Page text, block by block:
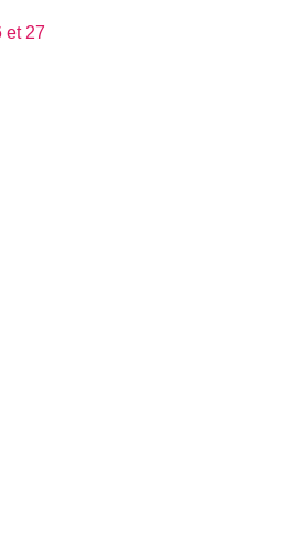
et 27